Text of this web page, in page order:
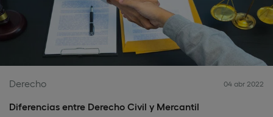
Derecho 04 abr 2022
Diferencias entre Derecho Civil y Mercantil